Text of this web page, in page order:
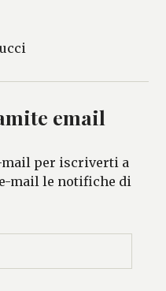
email
per iscriverti a
mail le notifiche di